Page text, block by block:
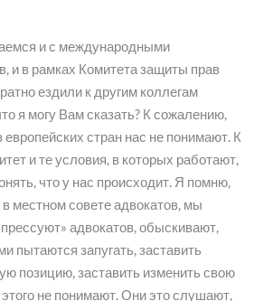
и с международными
и в рамках Комитета защиты прав
ездили к другим коллегам
я могу Вам сказать? К сожалению,
европейских стран нас не понимают. К
и те условия, в которых работают,
что у нас происходит. Я помню,
местном совете адвокатов, мы
адвокатов, обыскивают,
пытаются запугать, заставить
позицию, заставить изменить свою
не понимают. Они это слушают,